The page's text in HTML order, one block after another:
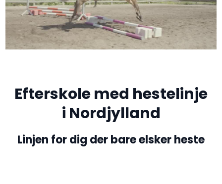
​Efterskole med hestelinje
​i Nordjylland
​Linjen for dig der bare elsker heste